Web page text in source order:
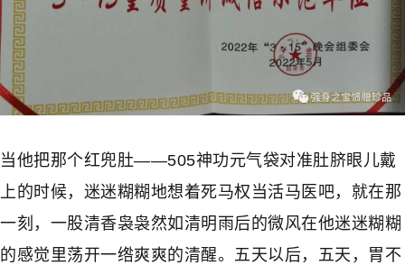
当他把那个红兜肚——505神功元气袋对准肚脐眼儿戴
上的时候，迷迷糊糊地想着死马权当活马医吧，就在那
一刻，一股清香袅袅然如清明雨后的微风在他迷迷糊糊
的感觉里荡开一绺爽爽的清醒。五天以后，五天，胃不